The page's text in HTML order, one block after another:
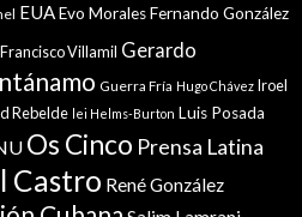
EUAEvo MoralesFernando González
Francisco Villamil Gerardo
Guerra Fría Hugo Chávez Iroel
Rebelde lei Helms-Burton Luis Posada
Os Cinco Prensa Latina
Castro René González